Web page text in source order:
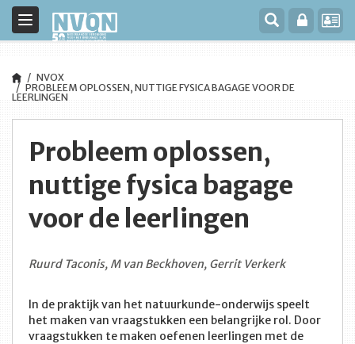
Toggle
navigation
NVOX
PROBLEEM OPLOSSEN, NUTTIGE FYSICA BAGAGE VOOR DE
LEERLINGEN
Probleem oplossen,
nuttige fysica bagage
voor de leerlingen
Ruurd Taconis, M van Beckhoven, Gerrit Verkerk
In de praktijk van het natuurkunde-onderwijs speelt
het maken van vraagstukken een belangrijke rol. Door
vraagstukken te maken oefenen leerlingen met de